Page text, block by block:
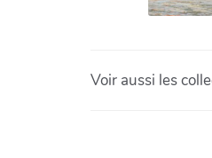
Voir aussi les